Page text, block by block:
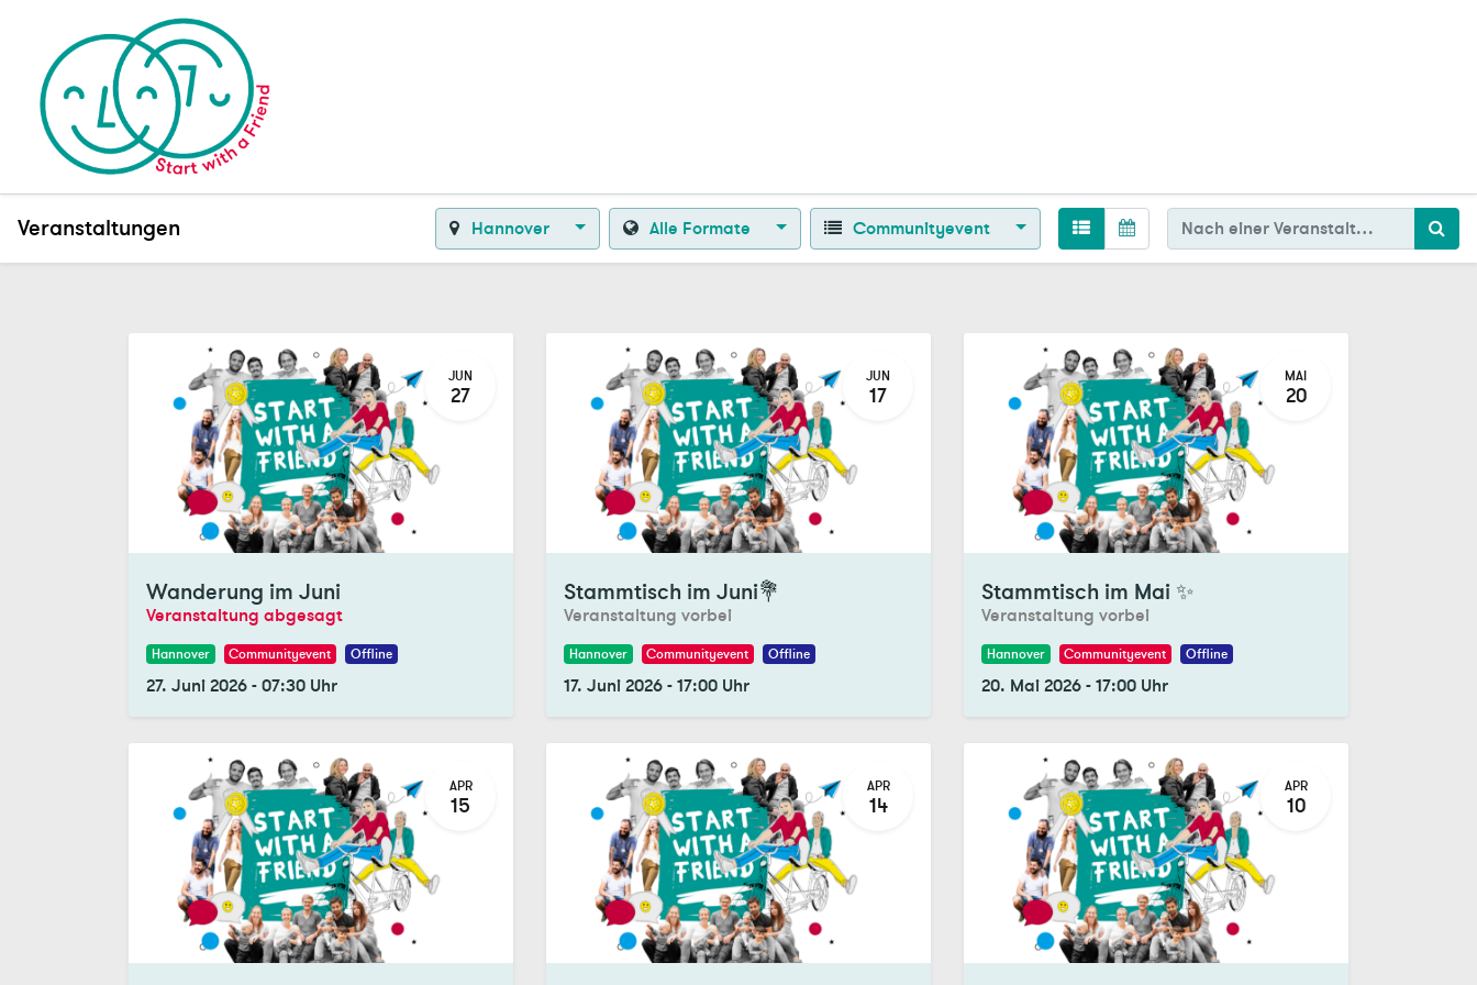
Veranstaltungen Hannover Alle Formate Communityevent
JUN
27
Wanderung im Juni
Veranstaltung abgesagt
Hannover Communityevent Offline
27. Juni 2026-07:30 Uhr
JUN
17
Stammtisch im Juni💐
Veranstaltung vorbei
Hannover Communityevent Offline
17. Juni 2026-17:00 Uhr
MAI
20
Stammtisch im Mai ✨
Veranstaltung vorbei
Hannover Communityevent Offline
20. Mai 2026-17:00 Uhr
APR
15
APR
14
APR
10